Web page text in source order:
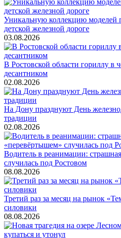
Уникальную коллекцию моделей
детской железной дороге
03.08.2026
В Ростовской области гориллу в
десантником
02.08.2026
На Дону празднуют День
традиции
02.08.2026
Водитель в реанимации:
случилась под Ростовом
08.08.2026
Третий раз за месяц на рынок
силовики
08.08.2026